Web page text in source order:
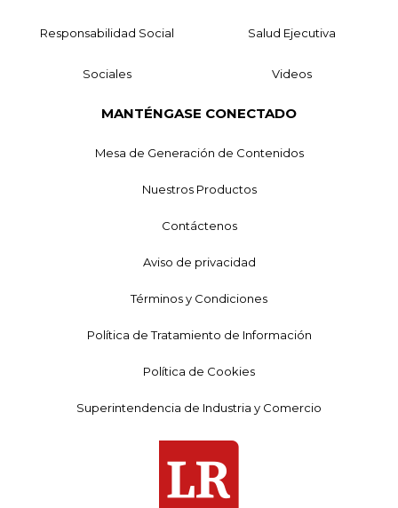
Responsabilidad Social Salud Ejecutiva
Sociales Videos
MANTÉNGASE CONECTADO
Mesa de Generación de Contenidos
Nuestros Productos
Contáctenos
Aviso de privacidad
Términos y Condiciones
Política de Tratamiento de Información
Política de Cookies
Superintendencia de Industria y Comercio